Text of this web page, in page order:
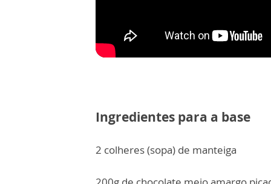
Ingredientes para a base
2 colheres (sopa) de manteiga